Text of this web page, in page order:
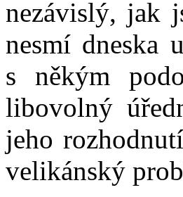
nezávislý, jak
nesmí dneska
s někým
libovolný
jeho
velikánský